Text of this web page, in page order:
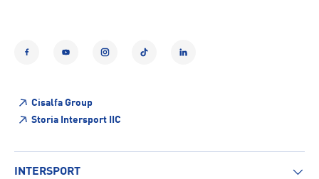
YouTubeInstagramTikTok LinkedIn
Cisalfa Group
Storia Intersport IIC
INTERSPORT